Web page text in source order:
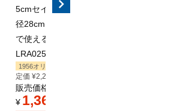
5cmセイロ対応 26-27cm鍋対応 直
径28cm ステンレス フライパンや鍋
で使える 蒸し板 蒸し器 蒸し料理 S
LRA025 / 28cm
1956オリジナル
定価 ¥2,266
販売価格
¥ 1,360